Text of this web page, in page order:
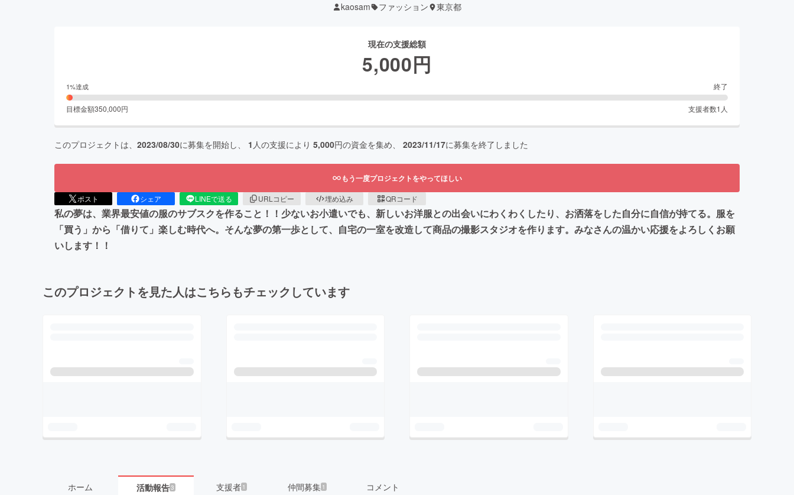
kaosam ファッション 東京都
現在の支援総額
5,000円
1%達成 終了
目標金額350,000円 支援者数1 人
このプロジェクトは、 2023/08/30に募集を開始し、 1 人の支援により 5,000円の資金を集め、 2023/11/17に募集を終了しました
もう一度プロジェクトをやってほしい
ポスト シェア LINEで送る URLコピー 埋め込み QRコード
私の夢は、業界最安値の服のサブスクを作ること！！少ないお小遣いでも、新しいお洋服との出会いにわくわくしたり、お洒落をした自分に自信が持てる。服を
「買う」から「借りて」楽しむ時代へ。そんな夢の第一歩として、自宅の一室を改造して商品の撮影スタジオを作ります。みなさんの温かい応援をよろしくお願
いします！！
このプロジェクトを見た人はこちらもチェックしています
ホーム 活動報告3 支援者 1 仲間募集 1 コメント